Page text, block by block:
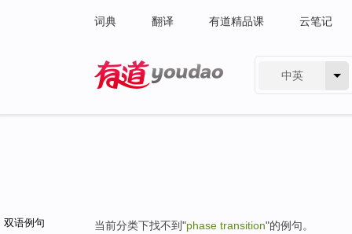
词典 翻译 有道精品课 云笔记
中英
双语例句 当前分类下找不到"phase transition"的例句。